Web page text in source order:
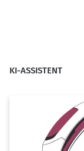
KI-ASSISTENT